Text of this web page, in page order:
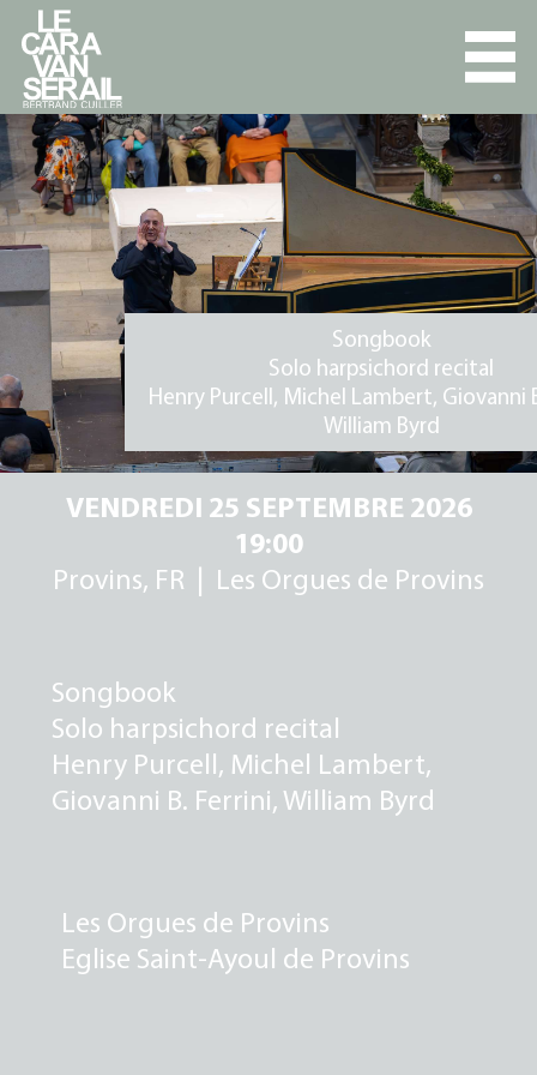
L'ENSEMBLE
PROGRAMMES
AGENDA
DISCOGRAPHIE
PRESSE
VIDÉOS
Songbook
Solo harpsichord recital
Henry Purcell, Michel Lambert, Giovanni B.
Ferrini, William Byrd
VENDREDI 25 SEPTEMBRE 2026
19:00
Provins, FR | Les Orgues de Provins
Songbook
Solo harpsichord recital
Henry Purcell, Michel Lambert,
Giovanni B. Ferrini, William Byrd
Les Orgues de Provins
Eglise Saint-Ayoul de Provins